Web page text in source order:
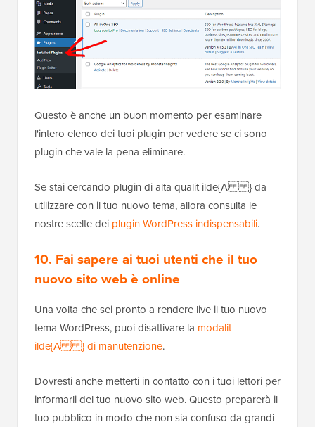
Questo è anche un buon momento per esaminare
l'intero elenco dei tuoi plugin per vedere se ci sono
plugin che vale la pena eliminare.
Se stai cercando plugin di alta qualit ilde{A } da
utilizzare con il tuo nuovo tema, allora consulta le
nostre scelte dei plugin WordPress indispensabili.
10. Fai sapere ai tuoi utenti che il tuo
nuovo sito web è online
Una volta che sei pronto a rendere live il tuo nuovo
tema WordPress, puoi disattivare la modalit
ilde{A } di manutenzione.
Dovresti anche metterti in contatto con i tuoi lettori per
informarli del tuo nuovo sito web. Questo preparerà il
tuo pubblico in modo che non sia confuso da grandi